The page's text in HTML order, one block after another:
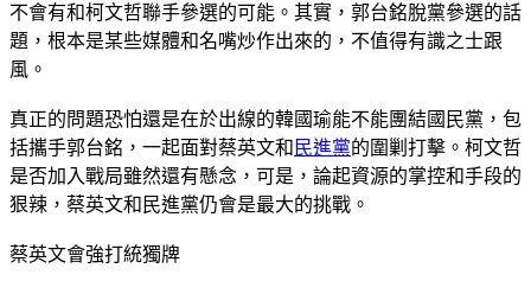
不會有和柯文哲聯手參選的可能。其實，郭台銘脫黨參選的話
題，根本是某些媒體和名嘴炒作出來的，不值得有識之士跟
風。
真正的問題恐怕還是在於出線的韓國瑜能不能團結國民黨，包
括攜手郭台銘，一起面對蔡英文和 民進黨的圍剿打擊。柯文哲
是否加入戰局雖然還有懸念，可是，論起資源的掌控和手段的
狠辣，蔡英文和民進黨仍會是最大的挑戰。
蔡英文會強打統獨牌